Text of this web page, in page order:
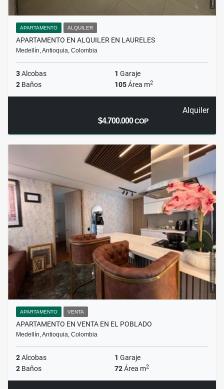
APARTAMENTO ALQUILER
APARTAMENTO EN ALQUILER EN LAURELES
Medellín, Antioquia, Colombia
3Alcobas 1 Garaje
2 Baños 105Área m2
Alquiler
$4.700.000COP
APARTAMENTO VENTA
APARTAMENTO EN VENTA EN EL POBLADO
Medellín, Antioquia, Colombia
2Alcobas 1 Garaje
2 Baños 72Área m2